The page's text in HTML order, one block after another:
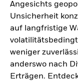
Angesichts
Unsicherheit
auf langfristige
weniger
anderswo nach
Erträgen.